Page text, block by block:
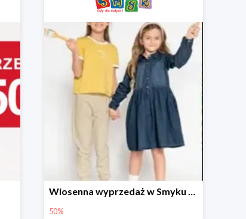
Wiosenna wyprzedaż w Smyku do -50%
50%